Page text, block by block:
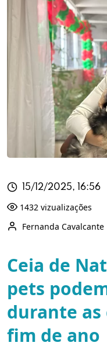
15/12/2025, 16:56
1432 vizualizações
Fernanda Cavalcante
Ceia de
pets
durante as
fim de ano